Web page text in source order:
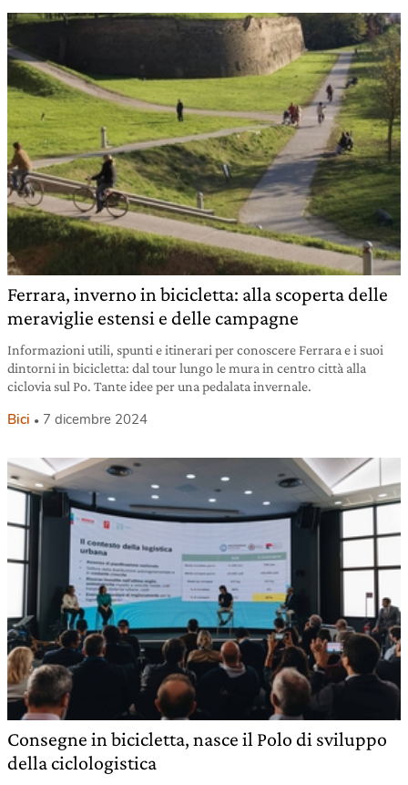
Ferrara, inverno in bicicletta: alla scoperta delle
meraviglie estensi e delle campagne
Informazioni utili, spunti e itinerari per conoscere Ferrara e i suoi
dintorni in bicicletta: dal tour lungo le mura in centro città alla
ciclovia sul Po. Tante idee per una pedalata invernale.
Bici 7 dicembre 2024
Consegne in bicicletta, nasce il Polo di sviluppo
della ciclologistica